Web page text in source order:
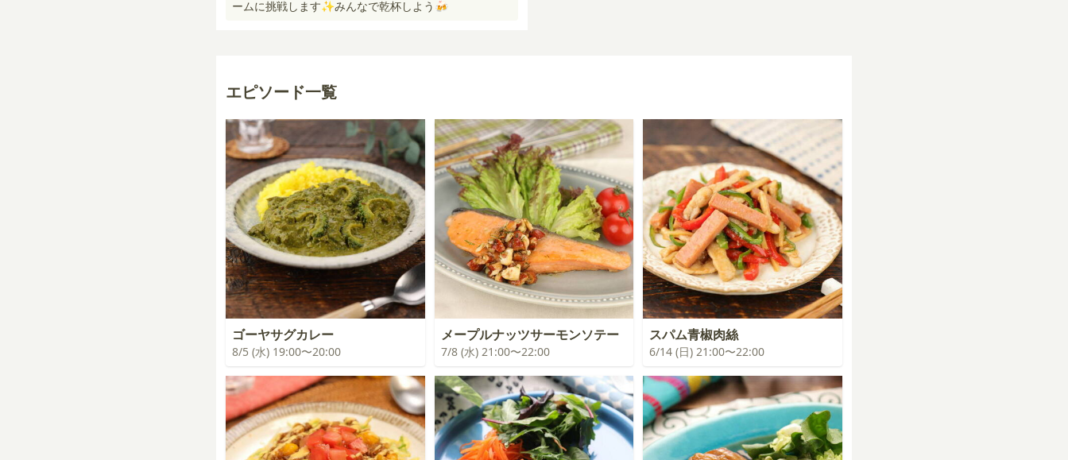
ームに挑戦します✨みんなで乾杯しよう🍻
エピソード一覧
ゴーヤサグカレー
8/5 (水) 19:00〜20:00
メープルナッツサーモンソテー
7/8 (水) 21:00〜22:00
スパム青椒肉絲
6/14 (日) 21:00〜22:00